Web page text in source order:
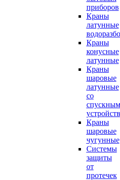
приборов
Краны
латунные
Краны
конусные
латунные
Краны
шаровые
латунные
со
спускным
Краны
шаровые
чугунные
Системы
защиты
от
протечек